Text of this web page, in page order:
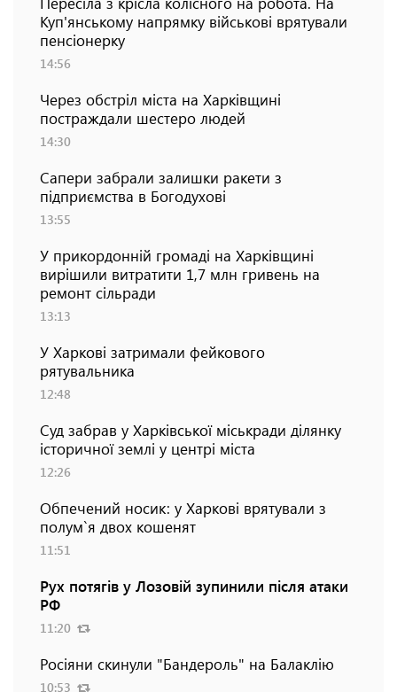
Куп'янському напрямку військові врятували
пенсіонерку
14:56
Через обстріл міста на Харківщині
постраждали шестеро людей
14:30
Сапери забрали залишки ракети з
підприємства в Богодухові
13:55
У прикордонній громаді на Харківщині
вирішили витратити 1,7 млн гривень на
ремонт сільради
13:13
У Харкові затримали фейкового
рятувальника
12:48
Суд забрав у Харківської міськради ділянку
історичної землі у центрі міста
12:26
Обпечений носик: у Харкові врятували з
полум`я двох кошенят
11:51
Рух потягів у Лозовій зупинили після атаки
РФ
11:20
Росіяни скинули "Бандероль" на Балаклію
10:53